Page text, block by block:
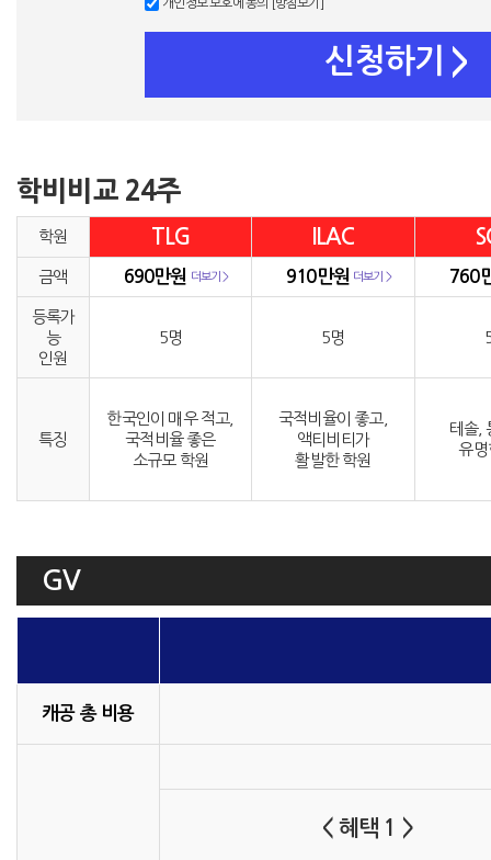
개인정보 보호에 동의 [방침보기]
신청하기 >
학비비교 24주
학원 TLG ILAC
금액 690만원 더보기 > 910만원 더보기 > 760
등록가
능
인원
5명 5명
특징
한국인이 매우 적고,
국적비율 좋은
소규모 학원
국적비율이 좋고,
액티비티가
활발한 학원
테솔,
유명
GV
캐공 총 비용
< 혜택 1 >